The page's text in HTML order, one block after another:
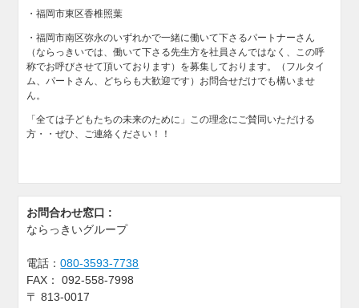
・福岡市東区香椎照葉
・福岡市南区弥永のいずれかで一緒に働いて下さるパートナーさん
（ならっきいでは、働いて下さる先生方を社員さんではなく、この呼
称でお呼びさせて頂いております）を募集しております。（フルタイ
ム、パートさん、どちらも大歓迎です）お問合せだけでも構いませ
ん。
「全ては子どもたちの未来のために」この理念にご賛同いただける
方・・ぜひ、ご連絡ください！！
お問合わせ窓口 :
ならっきいグループ
電話：080-3593-7738
FAX：
092-558-7998
〒813-0017